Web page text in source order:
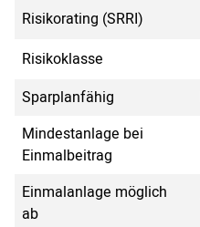
Risikorating (SRRI)
Risikoklasse
Sparplanfähig
Mindestanlage bei
Einmalbeitrag
Einmalanlage möglich
ab